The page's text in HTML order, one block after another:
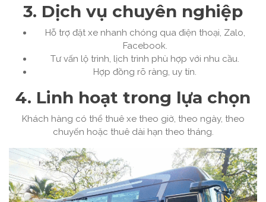
3. Dịch vụ chuyên nghiệp
Hỗ trợ đặt xe nhanh chóng qua điện thoại, Zalo,
Facebook.
Tư vấn lộ trình, lịch trình phù hợp với nhu cầu.
Hợp đồng rõ ràng, uy tín.
4. Linh hoạt trong lựa chọn
Khách hàng có thể thuê xe theo giờ, theo ngày, theo
chuyến hoặc thuê dài hạn theo tháng.